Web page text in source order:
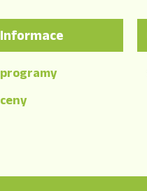
Informace
programy
ceny